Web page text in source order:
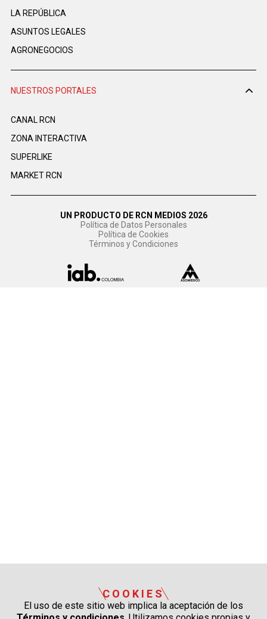
LA REPÚBLICA
ASUNTOS LEGALES
AGRONEGOCIOS
NUESTROS PORTALES
CANAL RCN
ZONA INTERACTIVA
SUPERLIKE
MARKET RCN
UN PRODUCTO DE RCN MEDIOS 2026
Política de Datos Personales
Política de Cookies
Términos y Condiciones
COOKIES
El uso de este sitio web implica la aceptación de los